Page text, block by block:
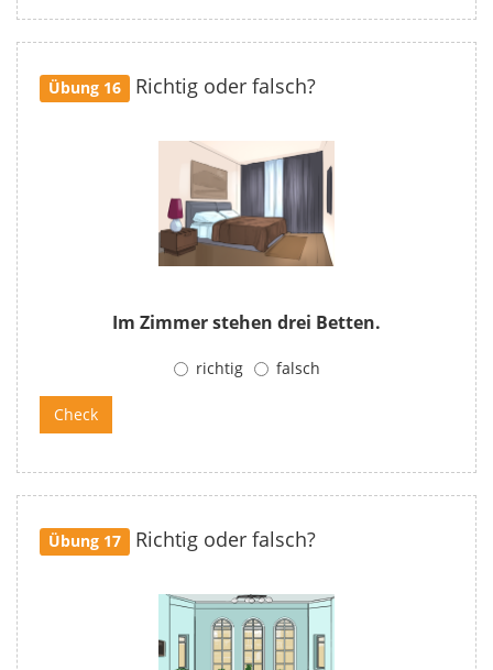
Übung 16 Richtig oder falsch?
Im Zimmer stehen drei Betten.
richtig falsch
Übung 17 Richtig oder falsch?